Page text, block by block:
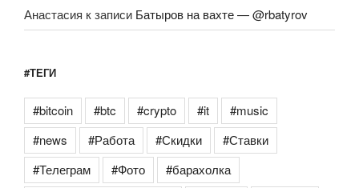
Анастасия к записи Батыров на вахте — @rbatyrov
#ТЕГИ
#bitcoin #btc #crypto #it
#music
#news
#Работа #Скидки
#Ставки
#Телеграм
#Фото
#барахолка